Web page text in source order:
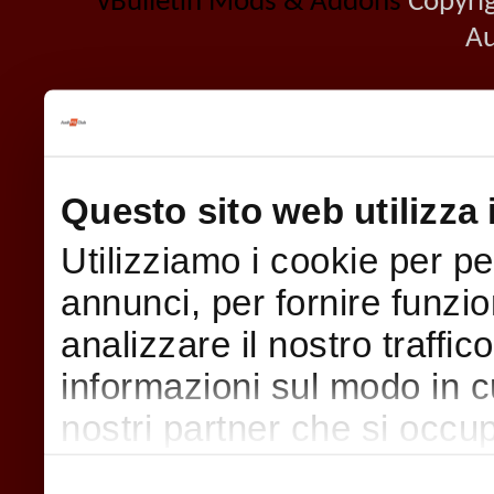
Questo sito web utilizza
Utilizziamo i cookie per
annunci, per fornire
analizzare il nostro
informazioni sul modo in
nostri partner che si